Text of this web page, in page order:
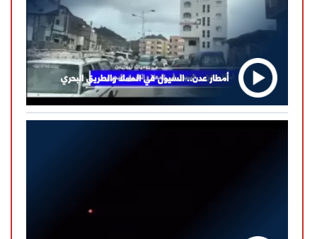
أمطار عدن.. السيول في المعلا والطريق البحري